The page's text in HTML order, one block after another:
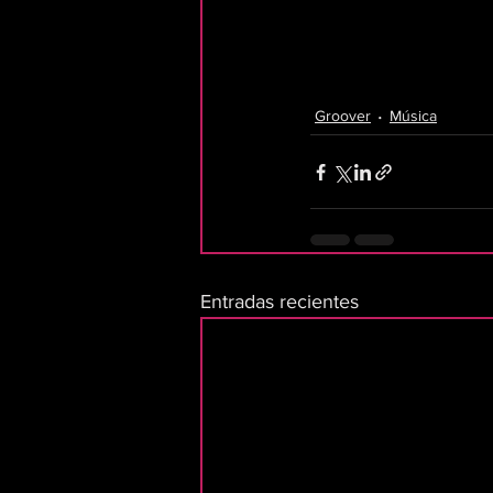
Groover
Música
Entradas recientes